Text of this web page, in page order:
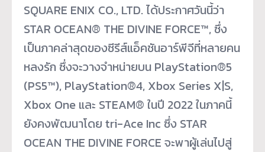
SQUARE ENIX CO., LTD. ได้ประกาศวันนี้ว่า
STAR OCEAN® THE DIVINE FORCE™, ซึ่ง
เป็นภาคล่าสุดของซีรีส์แอ็คชันอาร์พีจีที่หลายคน
หลงรัก ซึ่งจะวางจำหน่ายบน PlayStation®5
(PS5™), PlayStation®4, Xbox Series X|S,
Xbox One และ STEAM® ในปี 2022 ในภาคนี้
ยังคงพัฒนาโดย tri-Ace Inc ซึ่ง STAR
OCEAN THE DIVINE FORCE จะพาผู้เล่นไปสู่